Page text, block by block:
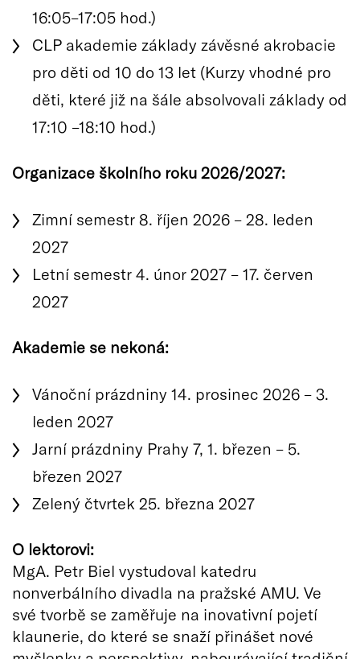
16:05–17:05 hod.)
CLP akademie základy závěsné akrobacie
pro děti od 10 do 13 let (Kurzy vhodné pro
děti, které již na šále absolvovali základy od
17:10 –18:10 hod.)
Organizace školního roku 2026/2027:
Zimní semestr 8. říjen 2026 – 28. leden
2027
Letní semestr 4. únor 2027 – 17. červen
2027
Akademie se nekoná:
Vánoční prázdniny 14. prosinec 2026 – 3.
leden 2027
Jarní prázdniny Prahy 7, 1. březen – 5.
březen 2027
Zelený čtvrtek 25. března 2027
O lektorovi:
MgA. Petr Biel vystudoval katedru
nonverbálního divadla na pražské AMU. Ve
své tvorbě se zaměřuje na inovativní pojetí
klaunerie, do které se snaží přinášet nové